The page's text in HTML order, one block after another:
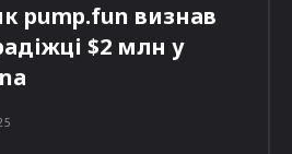
pump.fun визнав
$2 млн у